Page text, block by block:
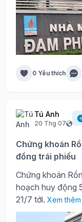
0 Yêu thích
Tú Anh
20 Thg 07
Chứng khoán
đồng trái phiếu
Chứng khoán
hoạch huy động
21/7 tới. Xem thêm